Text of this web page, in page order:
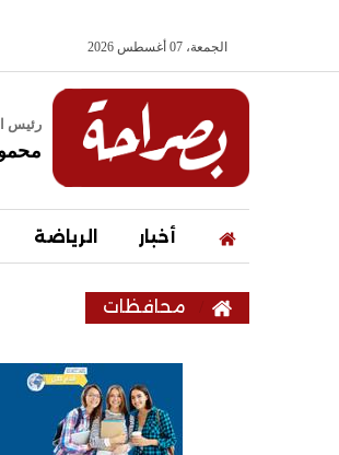
الجمعة، 07 أغسطس 2026
رئيس
أخبار الرياضة
محافظات